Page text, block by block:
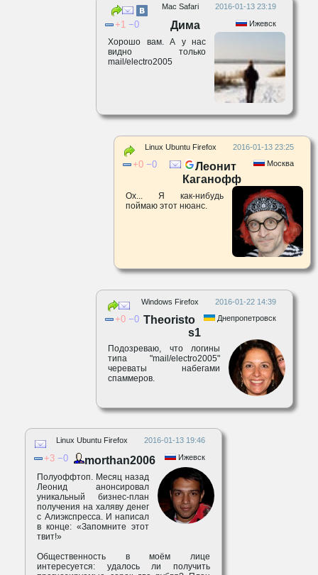
2016-01-13 23:19
Mac Safari
Ижевск
1 0 Дима
Хорошо вам. А у нас
видно только
mail/electro2005
2016-01-13 23:25
Linux Ubuntu Firefox
Москва
0 0
Леонит
Каганофф
Ох... Я как-нибудь
поймаю этот нюанс.
2016-01-22 14:39
Windows Firefox
Днепропетровск
0 0 Theoristo
s1
Подозреваю, что логины
типа "mail/electro2005"
череваты набегами
спаммеров.
2016-01-13 19:46
Linux Ubuntu Firefox
Ижевск
3 0 morthan2006
Полуоффтоп. Месяц назад
Леонид анонсировал
уникальный бизнес-план
получения на халяву денег
с Алиэкспресса. И написал
в конце: «Запомните этот
твит!»
Общественность в моём лице
интересуется: удалось ли получить